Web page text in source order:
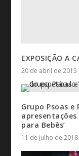
EXPOSIÇÃO A
20 de abril de 2015
Grupo Psoas
apresentações
para Bebês’
11 de julho de 2018